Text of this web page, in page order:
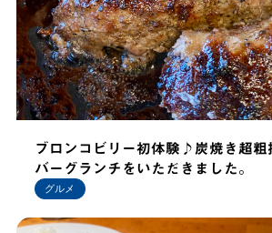
ブロンコビリー初体験♪炭焼き超粗
バーグランチをいただきました。
グルメ